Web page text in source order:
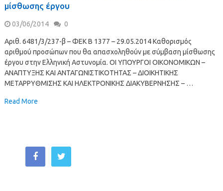
μίσθωσης έργου
03/06/2014 0
Αριθ. 6481/3/237-β – ΦΕΚ Β 1377 – 29.05.2014 Καθορισμός
αριθμού προσώπων που θα απασχοληθούν με σύμβαση μίσθωσης
έργου στην Ελληνική Αστυνομία. ΟΙ ΥΠΟΥΡΓΟΙ ΟΙΚΟΝΟΜΙΚΩΝ –
ΑΝΑΠΤΥΞΗΣ ΚΑΙ ΑΝΤΑΓΩΝΙΣΤΙΚΟΤΗΤΑΣ – ΔΙΟΙΚΗΤΙΚΗΣ
ΜΕΤΑΡΡΥΘΜΙΣΗΣ ΚΑΙ ΗΛΕΚΤΡΟΝΙΚΗΣ ΔΙΑΚΥΒΕΡΝΗΣΗΣ – …
Read More